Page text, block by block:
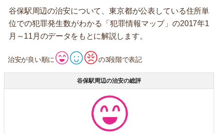
谷保駅周辺の治安について、東京都が公表している住所単
位での犯罪発生数がわかる「犯罪情報マップ」の2017年1
月～11月のデータをもとに解説します。
治安が良い順に の3段階で表記
谷保駅周辺の治安の総評